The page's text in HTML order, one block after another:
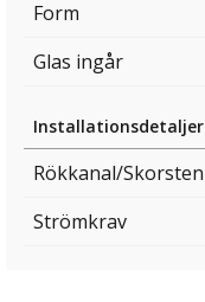
Form
Glas ingår
Installationsdetaljer
Rökkanal/Skorsten
Strömkrav